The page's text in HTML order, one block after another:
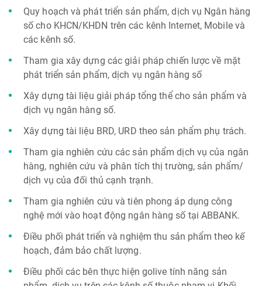
Quy hoạch và phát triển sản phẩm, dịch vụ Ngân hàng
số cho KHCN/KHDN trên các kênh Internet, Mobile và
các kênh số.
Tham gia xây dựng các giải pháp chiến lược về mặt
phát triển sản phẩm, dịch vụ ngân hàng số
Xây dựng tài liệu giải pháp tổng thể cho sản phẩm và
dịch vụ ngân hàng số.
Xây dựng tài liệu BRD, URD theo sản phẩm phụ trách.
Tham gia nghiên cứu các sản phẩm dịch vụ của ngân
hàng, nghiên cứu và phân tích thị trường, sản phẩm/
dịch vụ của đối thủ cạnh trạnh.
Tham gia nghiên cứu và tiên phong áp dụng công
nghệ mới vào hoạt động ngân hàng số tại ABBANK.
Điều phối phát triển và nghiệm thu sản phẩm theo kế
hoạch, đảm bảo chất lượng.
Điều phối các bên thực hiện golive tính năng sản